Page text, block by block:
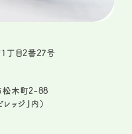
丁目2番27号
木町2-88
ッジ」内）